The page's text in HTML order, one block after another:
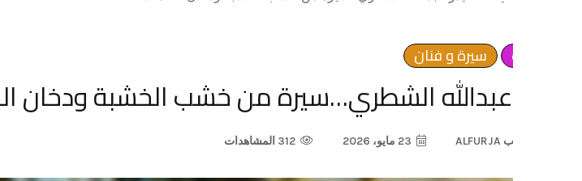
سيرة و فنان
الشطري…سيرة من خشب الخشبة ودخان الكلمات
23 مايو، 2026 312 المشاهدات